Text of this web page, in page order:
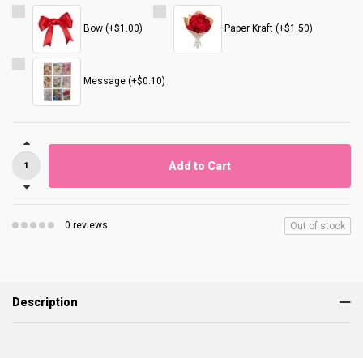
Bow (+$1.00) Paper Kraft (+$1.50)
Message (+$0.10)
Add to Cart
0 reviews Out of stock
Description